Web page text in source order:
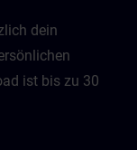
dein
ist bis zu 30